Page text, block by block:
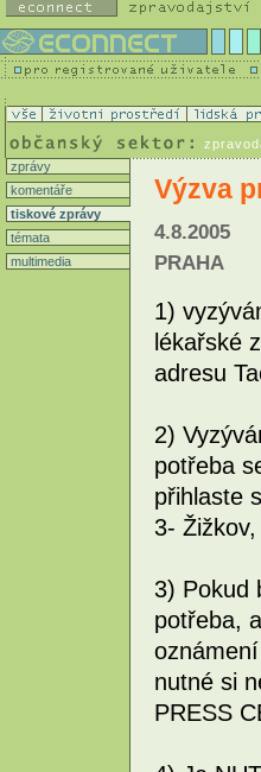
zprávy
komentáře
tiskové zprávy
témata
multimedia
Výzva
4.8.2005
PRAHA
1)
lékařské
adresu
2)
potřeba
přihlaste
3-
3) Pokud
potřeba,
nutné si
PRESS